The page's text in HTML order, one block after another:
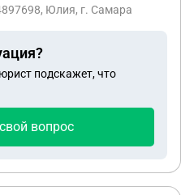
по 115 фз за перевы
для открытия вклада.
но был отказ так
Юлия, г. Самара
подскажет, что
вопрос